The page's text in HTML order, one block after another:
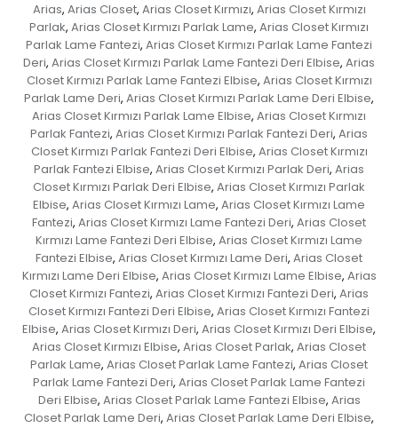
Arias, Arias Closet, Arias Closet Kırmızı, Arias Closet Kırmızı
Parlak, Arias Closet Kırmızı Parlak Lame, Arias Closet Kırmızı
Parlak Lame Fantezi, Arias Closet Kırmızı Parlak Lame Fantezi
Deri, Arias Closet Kırmızı Parlak Lame Fantezi Deri Elbise, Arias
Closet Kırmızı Parlak Lame Fantezi Elbise, Arias Closet Kırmızı
Parlak Lame Deri, Arias Closet Kırmızı Parlak Lame Deri Elbise,
Arias Closet Kırmızı Parlak Lame Elbise, Arias Closet Kırmızı
Parlak Fantezi, Arias Closet Kırmızı Parlak Fantezi Deri, Arias
Closet Kırmızı Parlak Fantezi Deri Elbise, Arias Closet Kırmızı
Parlak Fantezi Elbise, Arias Closet Kırmızı Parlak Deri, Arias
Closet Kırmızı Parlak Deri Elbise, Arias Closet Kırmızı Parlak
Elbise, Arias Closet Kırmızı Lame, Arias Closet Kırmızı Lame
Fantezi, Arias Closet Kırmızı Lame Fantezi Deri, Arias Closet
Kırmızı Lame Fantezi Deri Elbise, Arias Closet Kırmızı Lame
Fantezi Elbise, Arias Closet Kırmızı Lame Deri, Arias Closet
Kırmızı Lame Deri Elbise, Arias Closet Kırmızı Lame Elbise, Arias
Closet Kırmızı Fantezi, Arias Closet Kırmızı Fantezi Deri, Arias
Closet Kırmızı Fantezi Deri Elbise, Arias Closet Kırmızı Fantezi
Elbise, Arias Closet Kırmızı Deri, Arias Closet Kırmızı Deri Elbise,
Arias Closet Kırmızı Elbise, Arias Closet Parlak, Arias Closet
Parlak Lame, Arias Closet Parlak Lame Fantezi, Arias Closet
Parlak Lame Fantezi Deri, Arias Closet Parlak Lame Fantezi
Deri Elbise, Arias Closet Parlak Lame Fantezi Elbise, Arias
Closet Parlak Lame Deri, Arias Closet Parlak Lame Deri Elbise,